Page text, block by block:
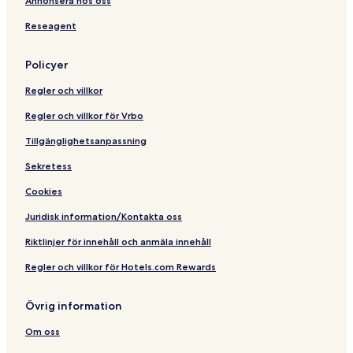
B
h
r
o
o
Reseagent
Policyer
Regler och villkor
Regler och villkor för Vrbo
Tillgänglighetsanpassning
Sekretess
Cookies
Juridisk information/Kontakta oss
Riktlinjer för innehåll och anmäla innehåll
Regler och villkor för Hotels.com Rewards
Övrig information
Om oss